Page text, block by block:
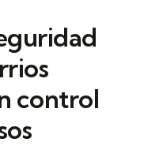
control